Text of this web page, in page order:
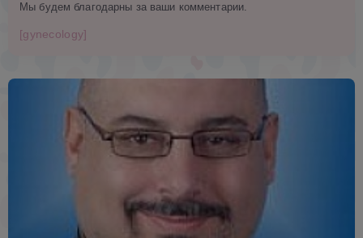
Мы будем благодарны за ваши комментарии.
[gynecology]